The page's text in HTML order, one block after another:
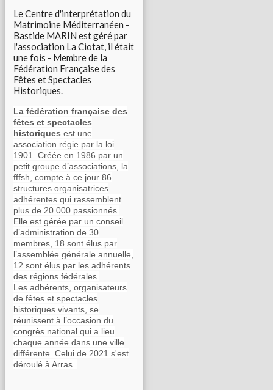
Le Centre d'interprétation du
Matrimoine Méditerranéen -
Bastide MARIN est géré par
l'association La Ciotat, il était
une fois - Membre de la
Fédération Française des
Fêtes et Spectacles
Historiques.
La fédération française des
fêtes et spectacles
historiques est une
association régie par la loi
1901. Créée en 1986 par un
petit groupe d’associations, la
fffsh, compte à ce jour 86
structures organisatrices
adhérentes qui rassemblent
plus de 20 000 passionnés.
Elle est gérée par un conseil
d’administration de 30
membres, 18 sont élus par
l’assemblée générale annuelle,
12 sont élus par les adhérents
des régions fédérales.
Les adhérents, organisateurs
de fêtes et spectacles
historiques vivants, se
réunissent à l’occasion du
congrès national qui a lieu
chaque année dans une ville
différente. Celui de 2021 s'est
déroulé à Arras.